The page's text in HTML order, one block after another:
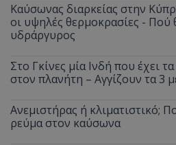
Καύσωνας διαρκείας στην
οι υψηλές θερμοκρασίες - Πού
υδράργυρος
Στο Γκίνες μία Ινδή που έχει
στον πλανήτη – Αγγίζουν τα 3
Ανεμιστήρας ή κλιματιστικό;
ρεύμα στον καύσωνα